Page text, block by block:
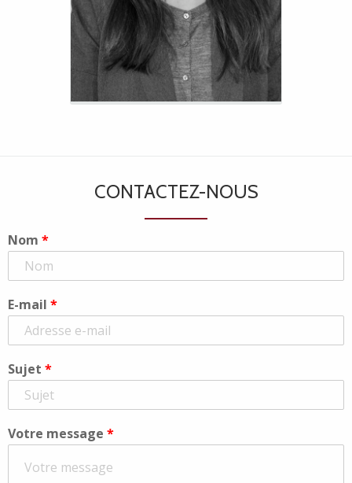
CONTACTEZ-NOUS
Nom *
E-mail *
Sujet *
Votre message *